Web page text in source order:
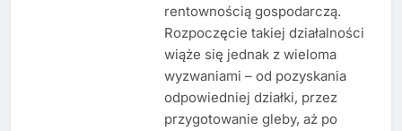
rentownością gospodarczą.
Rozpoczęcie takiej działalności
wiąże się jednak z wieloma
wyzwaniami – od pozyskania
odpowiedniej działki, przez
przygotowanie gleby, aż po